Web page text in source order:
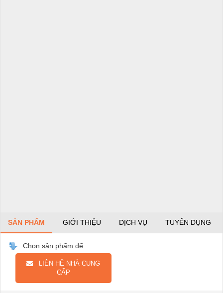
SẢN PHẨM GIỚI THIỆU DỊCH VỤ TUYỂN DỤNG
Chọn sản phẩm để
LIÊN HỆ NHÀ CUNG
CẤP